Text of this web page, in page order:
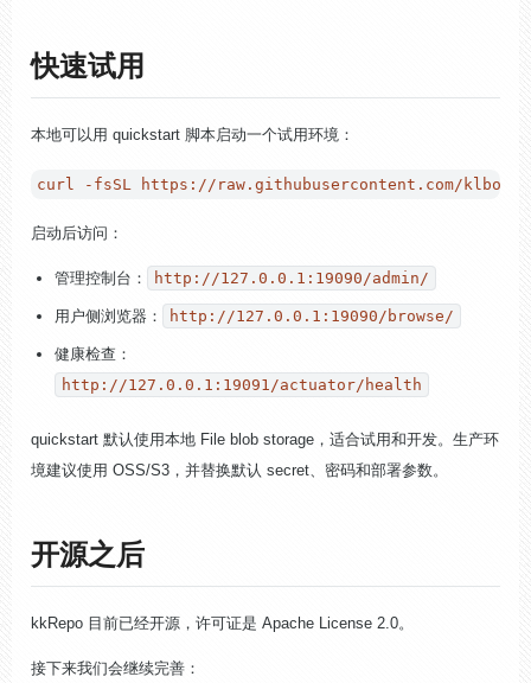
快速试用
本地可以用 quickstart 脚本启动一个试用环境：
启动后访问：
管理控制台： http://127.0.0.1:19090/admin/
用户侧浏览器： http://127.0.0.1:19090/browse/
健康检查：
http://127.0.0.1:19091/actuator/health
quickstart 默认使用本地 File blob storage，适合试用和开发。生产环
境建议使用 OSS/S3，并替换默认 secret、密码和部署参数。
开源之后
kkRepo 目前已经开源，许可证是 Apache License 2.0。
接下来我们会继续完善：